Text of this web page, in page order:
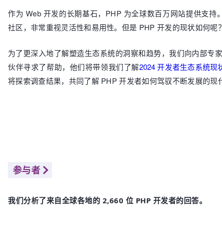
作为 Web 开发的长期基石，PHP 为全球数百万网站提供支持
社区，非常重视灵活性和易用性。但是 PHP 开发的现状如何呢
为了更深入地了解塑造生态系统的洞察和趋势，我们向内部专
伙伴寻求了帮助，他们将带领我们了解2024 开发者生态系统现
将探索调查结果，共同了解 PHP 开发者如何驾驭不断发展的现
参与者
我们分析了来自全球各地的 2,660 位 PHP 开发者的回答。